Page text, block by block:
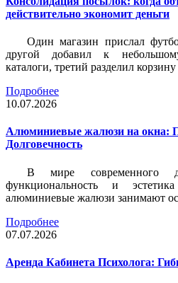
действительно экономит деньги
Один магазин прислал
другой добавил к
каталоги, третий разделил
Подробнее
10.07.2026
Алюминиевые жалюзи на окна:
Долговечность
В мире современного
функциональность и
алюминиевые жалюзи занимают
Подробнее
07.07.2026
Аренда Кабинета Психолога: